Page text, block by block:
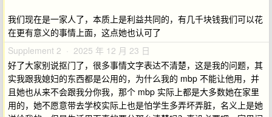
我们现在是一家人了，本质上是利益共同的，有几千块钱我们可以花
在更有意义的事情上面，这点她也认可了
Supplement 2 · 2025 年 12 月 23 日
好了大家别说抠门了，很多事情文字表达不清楚，这是我的问题，其
实我跟我媳妇的东西都是公用的，为什么我的 mbp 不能让他用，并
且她也从来不会跟我分你我，那个 mbp 实际上都是大多数她在家里
用的，她不愿意带去学校实际上也是怕学生多弄坏弄脏，名义上是她